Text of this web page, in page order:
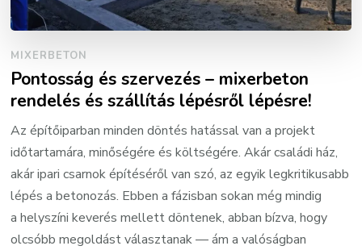
MIXERBETON
Pontosság és szervezés – mixerbeton
rendelés és szállítás lépésről lépésre!
Az építőiparban minden döntés hatással van a projekt
időtartamára, minőségére és költségére. Akár családi ház,
akár ipari csarnok építéséről van szó, az egyik legkritikusabb
lépés a betonozás. Ebben a fázisban sokan még mindig
a helyszíni keverés mellett döntenek, abban bízva, hogy
olcsóbb megoldást választanak — ám a valóságban